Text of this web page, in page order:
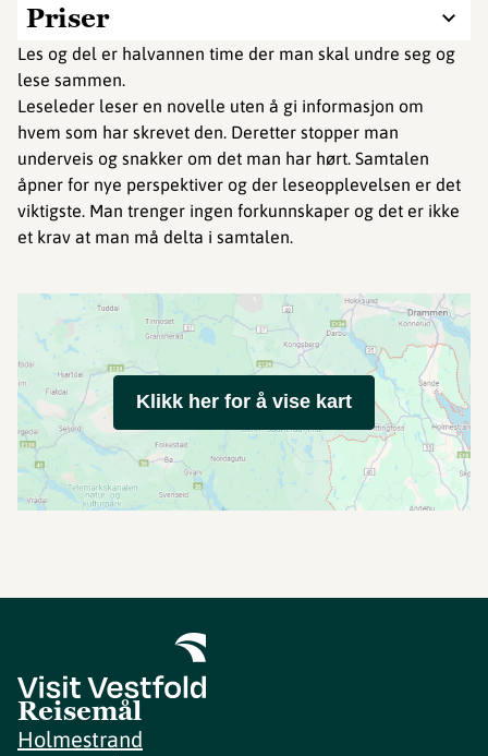
Priser
Les og del er halvannen time der man skal undre seg og
lese sammen.
Leseleder leser en novelle uten å gi informasjon om
hvem som har skrevet den. Deretter stopper man
underveis og snakker om det man har hørt. Samtalen
åpner for nye perspektiver og der leseopplevelsen er det
viktigste. Man trenger ingen forkunnskaper og det er ikke
et krav at man må delta i samtalen.
Klikk her for å vise kart
Reisemål
Holmestrand